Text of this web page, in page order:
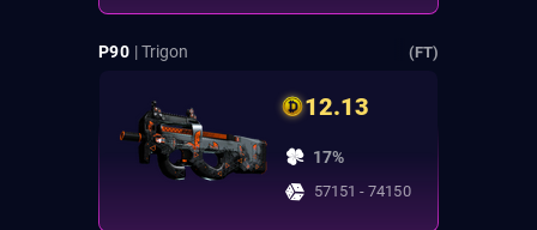
P90 | Trigon (FT)
12.13
17%
57151 - 74150